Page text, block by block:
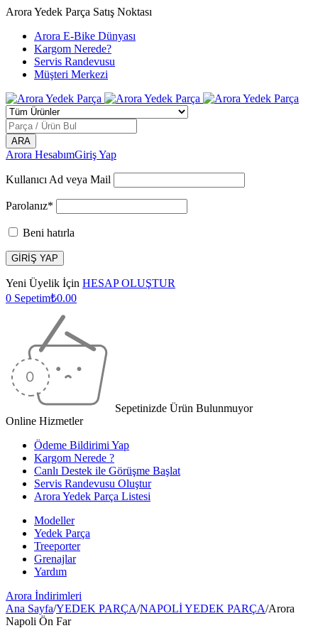
Arora Yedek Parça Satış Noktası
Arora E-Bike Dünyası
Kargom Nerede?
Servis Randevusu
Müşteri Merkezi
Arora HesabımGiriş Yap
Kullanıcı Ad veya Mail
Parolanız*
Beni hatırla
Yeni Üyelik İçin HESAP OLUŞTUR
0 Sepetim₺0.00
Sepetinizde Ürün Bulunmuyor
Online Hizmetler
Ödeme Bildirimi Yap
Kargom Nerede ?
Canlı Destek ile Görüşme Başlat
Servis Randevusu Oluştur
Arora Yedek Parça Listesi
Modeller
Yedek Parça
Treeporter
Grenajlar
Yardım
Arora İndirimleri
Ana Sayfa/YEDEK PARÇA/NAPOLİ YEDEK PARÇA/Arora
Napoli Ön Far